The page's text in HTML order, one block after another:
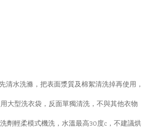
清水洗滌，把表面漿質及棉絮清洗掉再使用，
大型洗衣袋，反面單獨清洗，不與其他衣物
劑輕柔模式機洗，水溫最高30度c，不建議烘